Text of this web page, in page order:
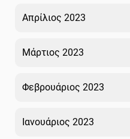
Απρίλιος 2023
Μάρτιος 2023
Φεβρουάριος 2023
Ιανουάριος 2023